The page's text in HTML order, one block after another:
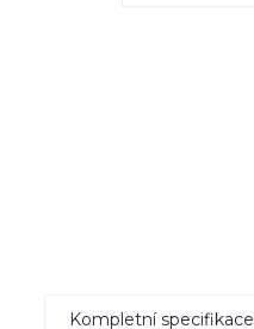
Kompletní specifikace